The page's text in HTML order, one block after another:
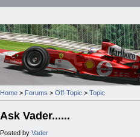
Home > Forums > Off-Topic > Topic
Ask Vader......
Posted by Vader